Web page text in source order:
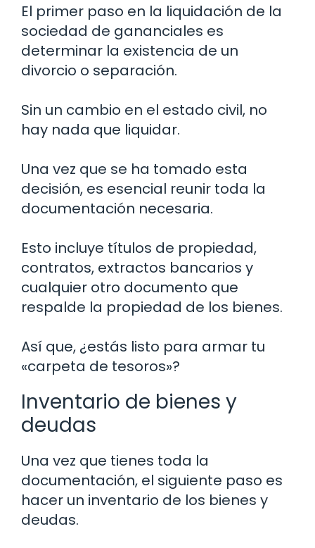
El primer paso en la liquidación de la
sociedad de gananciales es
determinar la existencia de un
divorcio o separación.
Sin un cambio en el estado civil, no
hay nada que liquidar.
Una vez que se ha tomado esta
decisión, es esencial reunir toda la
documentación necesaria.
Esto incluye títulos de propiedad,
contratos, extractos bancarios y
cualquier otro documento que
respalde la propiedad de los bienes.
Así que, ¿estás listo para armar tu
«carpeta de tesoros»?
Inventario de bienes y
deudas
Una vez que tienes toda la
documentación, el siguiente paso es
hacer un inventario de los bienes y
deudas.